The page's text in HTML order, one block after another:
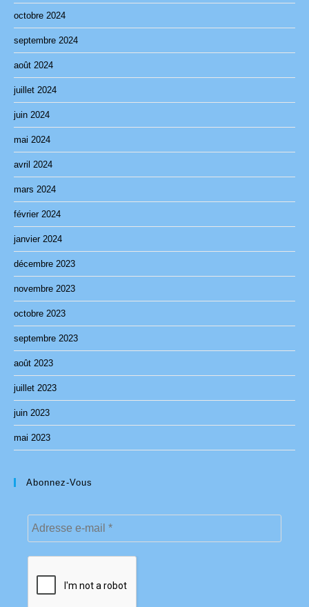
octobre 2024
septembre 2024
août 2024
juillet 2024
juin 2024
mai 2024
avril 2024
mars 2024
février 2024
janvier 2024
décembre 2023
novembre 2023
octobre 2023
septembre 2023
août 2023
juillet 2023
juin 2023
mai 2023
Abonnez-Vous